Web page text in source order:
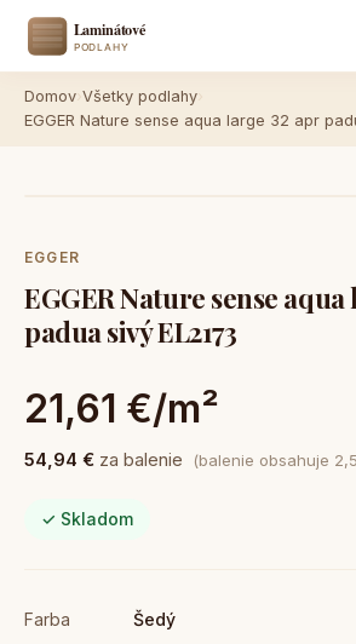
Domov Všetky podlahy
EGGER Nature sense aqua large 32 apr
EGGER
EGGER Nature sense
padua sivý EL2173
21,61 €/m²
54,94 € za balenie (balenie obsahuje
✓ Skladom
Farba Šedý